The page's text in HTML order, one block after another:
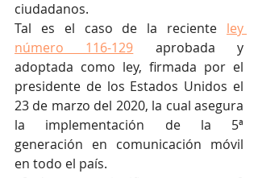
ciudadanos.
Tal es el caso de la reciente ley
número 116-129 aprobada y
adoptada como ley, firmada por el
presidente de los Estados Unidos el
23 de marzo del 2020, la cual asegura
la implementación de la 5ª
generación en comunicación móvil
en todo el país.